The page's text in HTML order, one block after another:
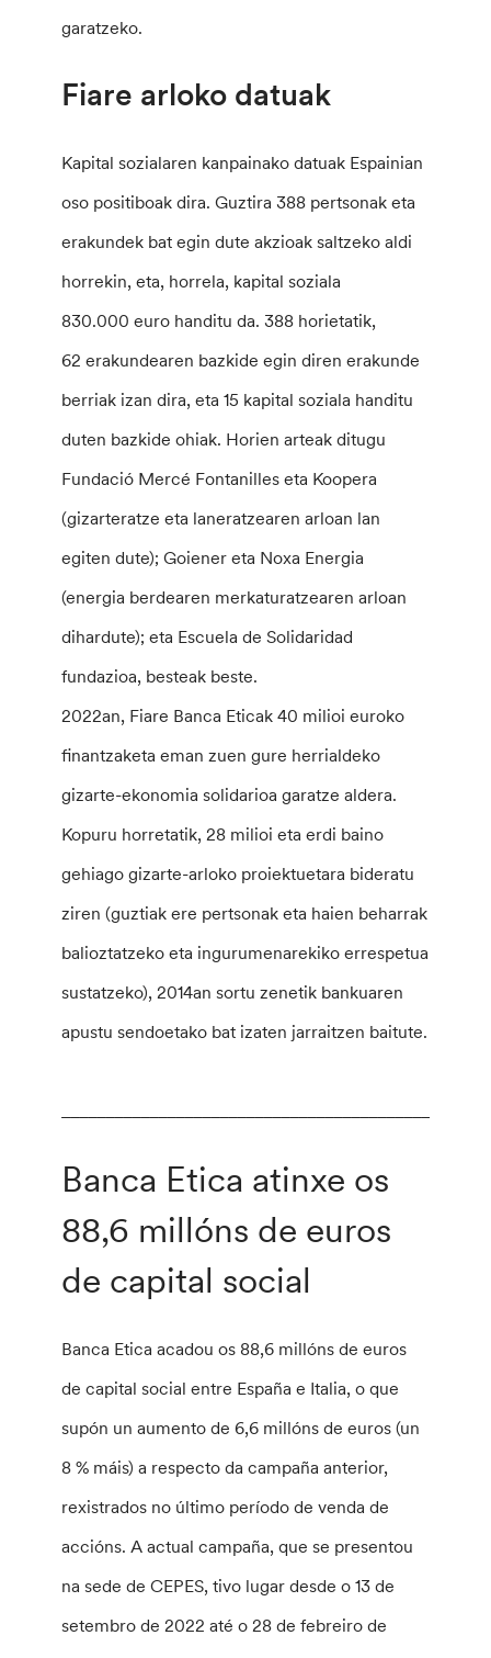
garatzeko.
Fiare arloko datuak
Kapital sozialaren kanpainako datuak Espainian
oso positiboak dira. Guztira 388 pertsonak eta
erakundek bat egin dute akzioak saltzeko aldi
horrekin, eta, horrela, kapital soziala
830.000 euro handitu da. 388 horietatik,
62 erakundearen bazkide egin diren erakunde
berriak izan dira, eta 15 kapital soziala handitu
duten bazkide ohiak. Horien arteak ditugu
Fundació Mercé Fontanilles eta Koopera
(gizarteratze eta laneratzearen arloan lan
egiten dute); Goiener eta Noxa Energia
(energia berdearen merkaturatzearen arloan
dihardute); eta Escuela de Solidaridad
fundazioa, besteak beste.
2022an, Fiare Banca Eticak 40 milioi euroko
finantzaketa eman zuen gure herrialdeko
gizarte-ekonomia solidarioa garatze aldera.
Kopuru horretatik, 28 milioi eta erdi baino
gehiago gizarte-arloko proiektuetara bideratu
ziren (guztiak ere pertsonak eta haien beharrak
balioztatzeko eta ingurumenarekiko errespetua
sustatzeko), 2014an sortu zenetik bankuaren
apustu sendoetako bat izaten jarraitzen baitute.
Banca Etica atinxe os
88,6 millóns de euros
de capital social
Banca Etica acadou os 88,6 millóns de euros
de capital social entre España e Italia, o que
supón un aumento de 6,6 millóns de euros (un
8 % máis) a respecto da campaña anterior,
rexistrados no último período de venda de
accións. A actual campaña, que se presentou
na sede de CEPES, tivo lugar desde o 13 de
setembro de 2022 até o 28 de febreiro de